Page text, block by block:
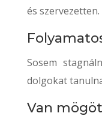
és szervezetten.
Sosem
dolgokat
Van